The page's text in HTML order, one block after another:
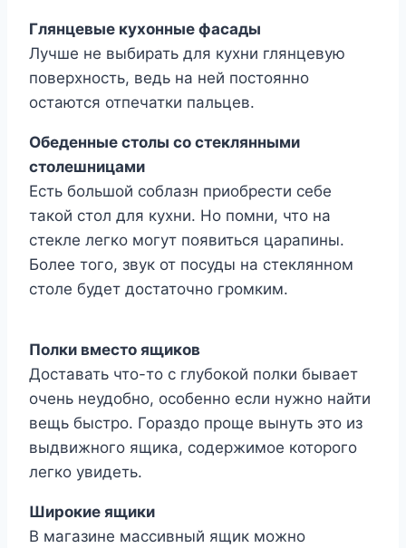
Глянцевые кухонные фасады
Лучше не выбирать для кухни глянцевую
поверхность, ведь на ней постоянно
остаются отпечатки пальцев.
Обеденные столы со стеклянными
столешницами
Есть большой соблазн приобрести себе
такой стол для кухни. Но помни, что на
стекле легко могут появиться царапины.
Более того, звук от посуды на стеклянном
столе будет достаточно громким.
Полки вместо ящиков
Доставать что-то с глубокой полки бывает
очень неудобно, особенно если нужно найти
вещь быстро. Гораздо проще вынуть это из
выдвижного ящика, содержимое которого
легко увидеть.
Широкие ящики
В магазине массивный ящик можно